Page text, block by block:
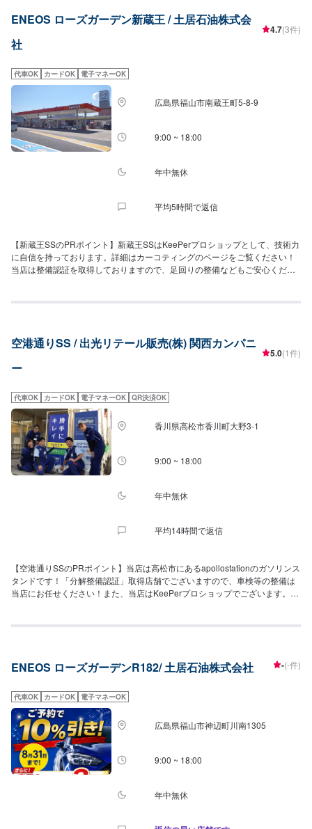
21：00【在籍整備士】三級整備士：2名キーパーコーティングEX：3名1級：
1名【アクセス】ゆめタウン福山店方面より国道313号線を北上し「三吉町
(北)」の信号を左折し、約600mほど進むと左手（東町3丁目）に店舗がござ
介】・miyapainミヤパン(約80m)・地中海料理ずっけろさあれ(約110m)・ス
ーパードラッグひまわり胡町店(約120m)・セブンイレブン福山東町(約
150m)・シャンティインディア(約190m)
ENEOS ローズガーデン新蔵王 / 土居石油株式会
社
4.7(3件)
代車OK カードOK 電子マネーOK
広島県福山市南蔵王町5-8-9
9:00 ~ 18:00
年中無休
平均5時間で返信
【新蔵王SSのPRポイント】新蔵王SSはKeePerプロショップとして、技術力
に自信を持っております。詳細はカーコティングのページをご覧ください！
当店は整備認証を取得しておりますので、足回りの整備などもご安心くださ
お得なクーポンを配布しております！ご利用をお待ちしております！【営業
級整備士：2名キーパーコーティングEX：1名1級：1名2級：1名【アクセ
ス】神辺（福山東IC）から国道182号線（鋼管道路）を国道2号方面に南へ向
かい、広尾の交差点を通過後約200先の左手に店舗がございます。釣り具の
150m)・ドコモショップ蔵王店(約150m)・ココス福山蔵王店(約240m)・スタ
ーバックス福山南蔵王182号店(約270m)・マクドナルド福山蔵王店(約
170m)・ミスタードーナツ福山蔵王ショップ(約200m)・極とんラーメンとん
匠南蔵王1号店(約130m)・蔵王公園(約240m)・ゆめタウン蔵王(約230m)・釣
り具のタイム蔵王店(約37m)
空港通りSS / 出光リテール販売(株) 関西カンパニ
ー
5.0(1件)
代車OK カードOK 電子マネーOK QR決済OK
香川県高松市香川町大野3-1
9:00 ~ 18:00
年中無休
平均14時間で返信
【空港通りSSのPRポイント】当店は高松市にあるapollostationのガソリンス
タンドです！「分解整備認証」取得店舗でございますので、車検等の整備は
当店にお任せください！また、当店はKeePerプロショップでございます。コ
ンス受付時間]全日：9:00-19:00[給油営業時間]全日：24h営業【サービスルー
りますので、お車の整備の際も安心してご依頼可能です。また、KeePerも強
ておりますのでぜひご依頼をお待ちしております。【アクセス】当店は国道
193号線沿いにございます。また、店舗のスぐ裏には船岡池がございます。
また、空港方面に少し進むと「セブンイレブン高松香川大野北店」様があり
ます。空港方面の道路からのみ店舗へと入れますので、ご注意ください。
ENEOS ローズガーデンR182/ 土居石油株式会社 -(-件)
代車OK カードOK 電子マネーOK
広島県福山市神辺町川南1305
9:00 ~ 18:00
年中無休